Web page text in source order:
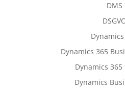
DMS
Dynamics 365
Dynamics 365
Dynamics